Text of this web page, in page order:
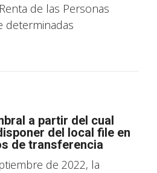
de las Personas
determinadas
a partir del cual
del local file en
de transferencia
de 2022, la